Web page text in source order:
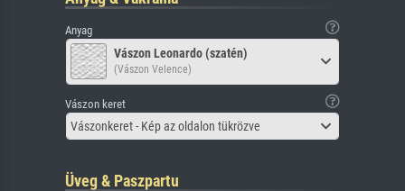
Anyag
Vászon Leonardo (szatén)
(Vászon Velence)
Vászon keret
Vászonkeret - Kép az oldalon tükrözve
Üveg & Paszpartu